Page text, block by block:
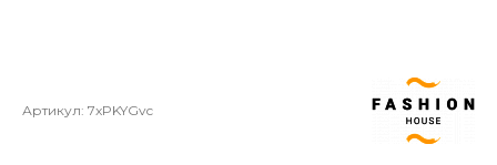
Артикул: 7xPKYGvc